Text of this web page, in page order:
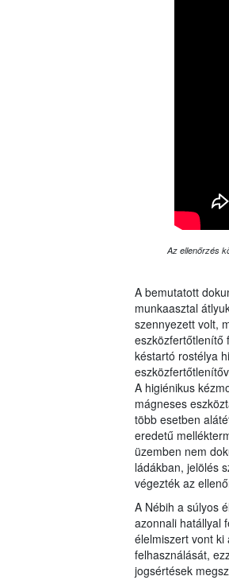
Az ellenőrzés
A bemutatott
munkaasztal
szennyezett volt,
eszközfertőtlenítő
késtartó rostélya
A higiénikus
mágneses
több esetben
eredetű
üzemben nem
ládákban, jelölés
végezték az
A Nébih a súlyos
azonnali hatállyal
élelmiszert vont
felhasználását,
jogsértések